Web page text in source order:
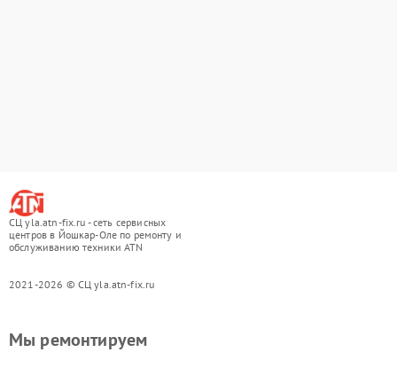
СЦ yla.atn-fix.ru - сеть сервисных
центров в Йошкар-Оле по ремонту и
обслуживанию техники ATN
2021-2026 © СЦ yla.atn-fix.ru
Мы ремонтируем